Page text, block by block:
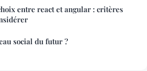
entre react et angular : critères
social du futur ?